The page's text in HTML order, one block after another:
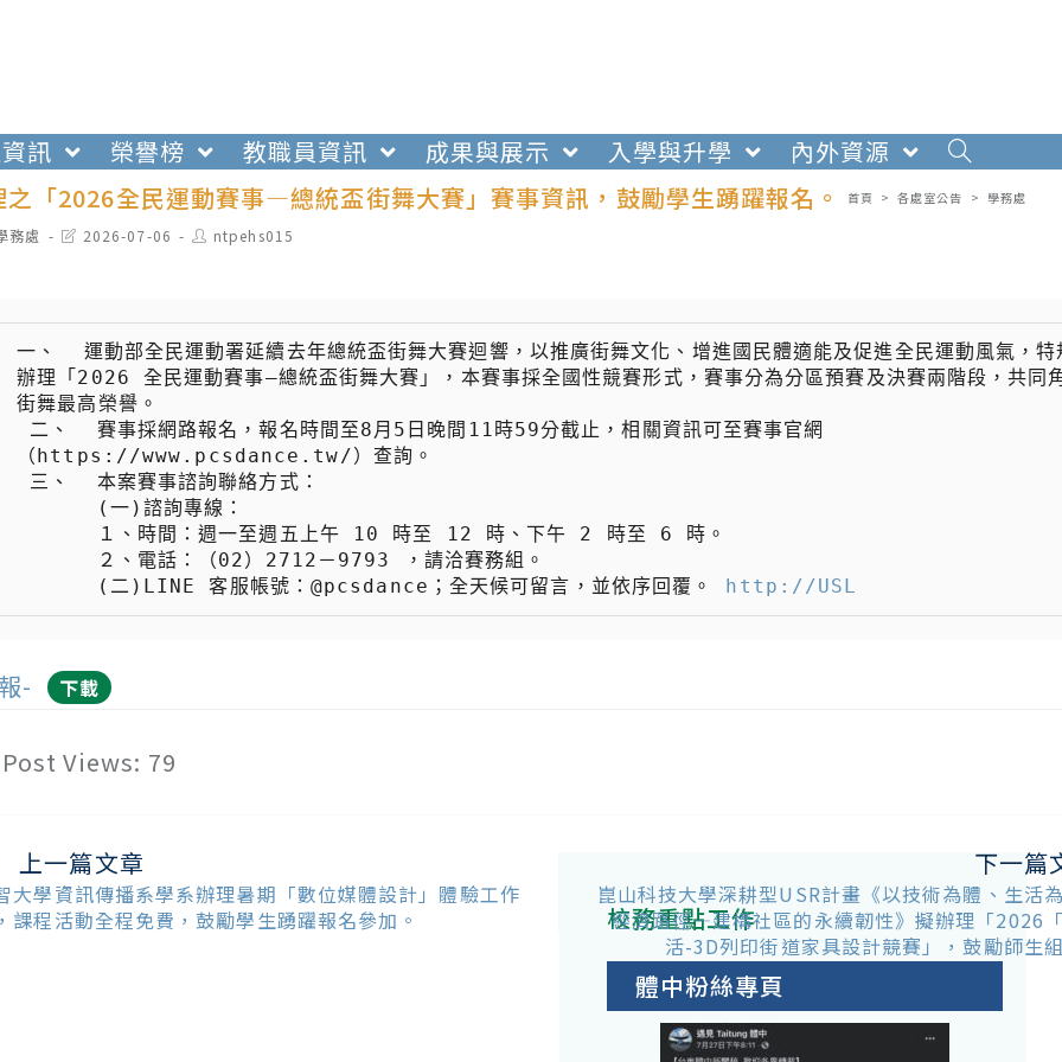
訊 榮譽榜 教職員資訊 成果與展示 入學與升學
內外資源
「2026全民運動賽事—總統盃街舞大賽」賽事資訊，鼓勵學生踴躍報名。
首頁 > 各處室公告 > 學務處
務處
Post2026-07-06
Post
author:
ntpehs015
一、  運動部全民運動署延續去年總統盃街舞大賽迴響，以推廣街舞文化、增進國民體適能及促進全民運動風氣，特
辦理「2026 全民運動賽事—總統盃街舞大賽」，本賽事採全國性競賽形式，賽事分為分區預賽及決賽兩階段，共同
街舞最高榮譽。
（https://www.pcsdance.tw/）查詢。
(二)LINE 客服帳號：@pcsdance；全天候可留言，並依序回覆。 http://USL
- 下載
Post Views: 79
上一篇文章
大學資訊傳播系學系辦理暑期「數位媒體設計」體驗工作
課程活動全程免費，鼓勵學生踴躍報名參加。
下一篇
崑山科技大學深耕型USR計畫《以技術為體、生活
經濟路徑—建構社區的永續韌性》擬辦理「2026
活-3D列印街道家具設計競賽」，鼓勵師生
校務重點工作
體中粉絲專頁